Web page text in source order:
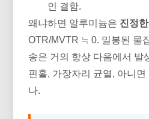
인 결함.
왜냐하면 알루미늄은 진정
OTR/MVTR ≒ 0. 밀봉된 물
송은 거의 항상 다음에서 발
핀홀, 가장자리 균열, 아니면
나.